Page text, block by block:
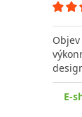
Objev
E-